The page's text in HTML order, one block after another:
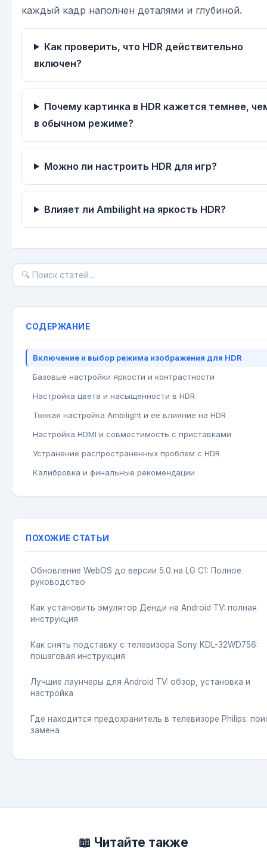
каждый кадр наполнен деталями и глубиной.
Как проверить, что HDR действительно
включен?
Почему картинка в HDR кажется темнее,
в обычном режиме?
Можно ли настроить HDR для игр?
Влияет ли Ambilight на яркость HDR?
СОДЕРЖАНИЕ
Включение и выбор режима изображения для HDR
Базовые настройки яркости и контрастности
Настройка цвета и насыщенности в HDR
Тонкая настройка Ambilight и её влияние на HDR
Настройка HDMI и совместимость с приставками
Устранение распространенных проблем с HDR
Калибровка и финальные рекомендации
ПОХОЖИЕ СТАТЬИ
Обновление WebOS до версии 5.0 на LG C1: Полное
руководство
Как установить эмулятор Денди на Android TV: полная
инструкция
Как снять подставку с телевизора Sony KDL-32WD756:
пошаговая инструкция
Лучшие лаунчеры для Android TV: обзор, установка и
настройка
Где находится предохранитель в телевизоре Philips:
замена
📖 Читайте также